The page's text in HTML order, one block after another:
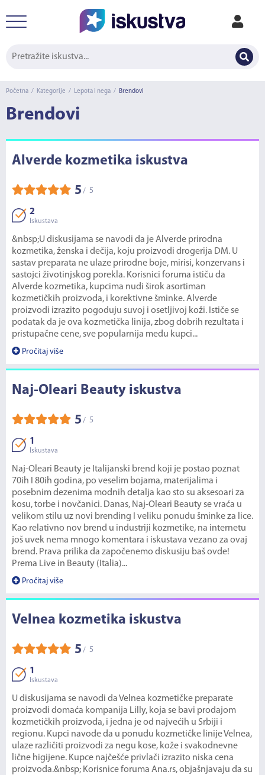
Početna / Kategorije / Lepota i nega / Brendovi
Brendovi
Alverde kozmetika iskustva
5 / 5
2
Iskustava
&nbsp;U diskusijama se navodi da je Alverde prirodna
kozmetika, ženska i dečija, koju proizvodi drogerija DM. U
sastav preparata ne ulaze prirodne boje, mirisi, konzervans i
sastojci životinjskog porekla. Korisnici foruma ističu da
Alverde kozmetika, kupcima nudi širok asortiman
kozmetičkih proizvoda, i korektivne šminke. Alverde
proizvodi izrazito pogoduju suvoj i osetljivoj koži. Ističe se
podatak da je ova kozmetička linija, zbog dobrih rezultata i
pristupačne cene, sve popularnija među kupci...
Pročitaj više
Naj-Oleari Beauty iskustva
5 / 5
1
Iskustava
Naj-Oleari Beauty je Italijanski brend koji je postao poznat
70ih I 80ih godina, po veselim bojama, materijalima i
posebnim dezenima modnih detalja kao sto su aksesoari za
kosu, torbe i novčanici. Danas, Naj-Oleari Beauty se vraća u
velikom stilu uz novi brending I veliku ponudu šminke za lice.
Kao relativno nov brend u industriji kozmetike, na internetu
još uvek nema mnogo komentara i iskustava vezano za ovaj
brend. Prava prilika da započenemo diskusiju baš ovde!
Prema Live in Beauty (Italia)...
Pročitaj više
Velnea kozmetika iskustva
5 / 5
1
Iskustava
U diskusijama se navodi da Velnea kozmetičke preparate
proizvodi domaća kompanija Lilly, koja se bavi prodajom
kozmetičkih proizvoda, i jedna je od najvećih u Srbiji i
regionu. Kupci navode da u ponudu kozmetičke linije Velnea,
ulaze različiti proizvodi za negu kose, kože i svakodnevne
lične higijene. Kupce najčešće privlači izrazito niska cena
proizvoda.&nbsp; Korisnice foruma Ana.rs, objašnjavaju da su